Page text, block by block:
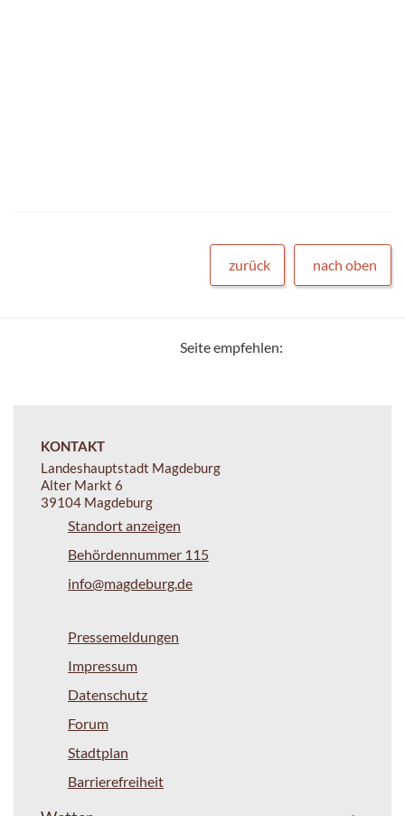
zurück nach oben
Seite empfehlen:
KONTAKT
Landeshauptstadt Magdeburg
Alter Markt 6
39104 Magdeburg
Standort anzeigen
Behördennummer 115
info@magdeburg.de
Pressemeldungen
Impressum
Datenschutz
Forum
Stadtplan
Barrierefreiheit